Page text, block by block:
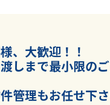
、大歓迎！！
しまで最小限の
管理もお任せ下さ